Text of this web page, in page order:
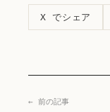
X でシェア
← 前の記事